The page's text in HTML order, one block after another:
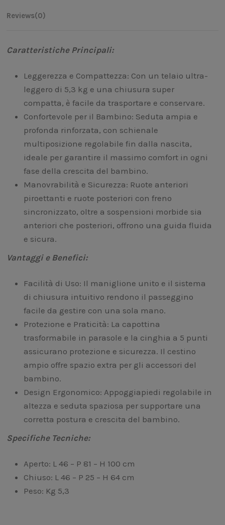
Reviews(0)
Caratteristiche Principali:
Leggerezza e Compattezza: Con un telaio ultra-
leggero di 5,3 kg e una chiusura super
compatta, è facile da trasportare e conservare.
Confortevole per il Bambino: Seduta ampia e
profonda rinforzata, con schienale
multiposizione regolabile fin dalla nascita,
ideale per garantire il massimo comfort in ogni
fase della crescita del bambino.
Manovrabilità e Sicurezza: Ruote anteriori
piroettanti e ruote posteriori con freno
sincronizzato, oltre a sospensioni morbide sia
anteriori che posteriori, offrono una guida fluida
e sicura.
Vantaggi e Benefici:
Facilità di Uso: Il maniglione unito e il sistema
di chiusura intuitivo rendono il passeggino
facile da gestire con una sola mano.
Protezione e Praticità: La capottina
trasformabile in parasole e la cinghia a 5 punti
assicurano protezione e sicurezza. Il cestino
ampio offre spazio extra per gli accessori del
bambino.
Design Ergonomico: Appoggiapiedi regolabile in
altezza e seduta spaziosa per supportare una
corretta postura e crescita del bambino.
Specifiche Tecniche:
Aperto: L 46 – P 81 – H 100 cm
Chiuso: L 46 – P 25 – H 64 cm
Peso: Kg 5,3